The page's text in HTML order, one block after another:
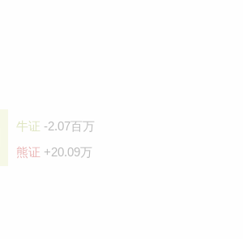
牛证 -2.07百万
熊证 +20.09万